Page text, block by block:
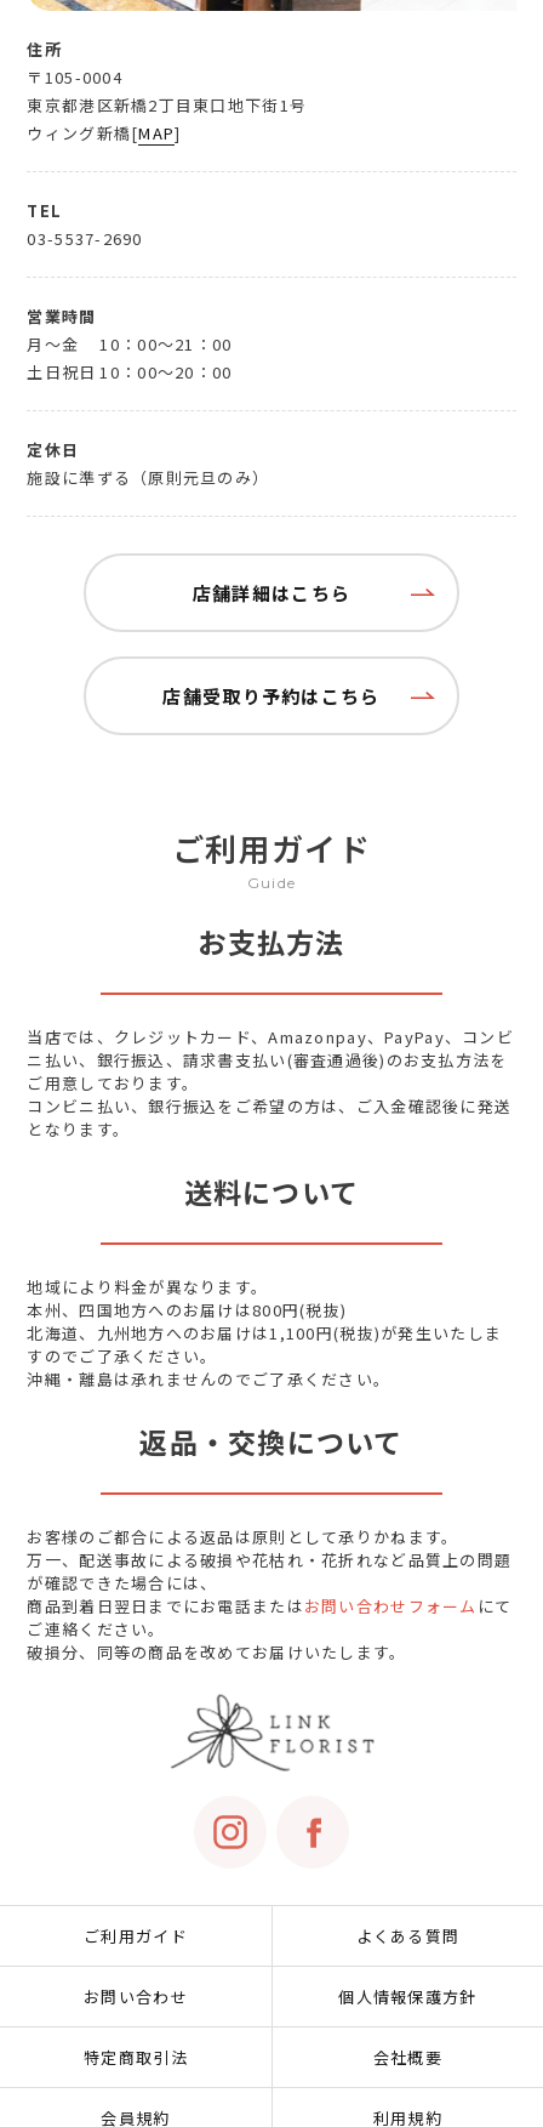
住所
〒105-0004
東京都港区新橋2丁目東口地下街1号
ウィング新橋[MAP]
TEL
03-5537-2690
営業時間
月～金
10：00～21：00
土日祝日 10：00～20：00
定休日
施設に準ずる（原則元旦のみ）
店舗詳細はこちら
店舗受取り予約はこちら
ご利用ガイド
Guide
お支払方法
当店では、クレジットカード、Amazonpay、PayPay、コンビ
ニ払い、銀行振込、請求書支払い(審査通過後)のお支払方法を
ご用意しております。
コンビニ払い、銀行振込をご希望の方は、ご入金確認後に発送
となります。
送料について
地域により料金が異なります。
本州、四国地方へのお届けは800円(税抜)
北海道、九州地方へのお届けは1,100円(税抜)が発生いたしま
すのでご了承ください。
沖縄・離島は承れませんのでご了承ください。
返品・交換について
お客様のご都合による返品は原則として承りかねます。
万一、配送事故による破損や花枯れ・花折れなど品質上の問題
が確認できた場合には、
商品到着日翌日までにお電話またはお問い合わせフォーム にて
ご連絡ください。
破損分、同等の商品を改めてお届けいたします。
ご利用ガイド よくある質問
お問い合わせ 個人情報保護方針
特定商取引法 会社概要
会員規約 利用規約